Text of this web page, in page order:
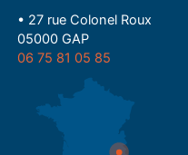
• 27 rue Colonel Roux
05000 GAP
06 75 81 05 85